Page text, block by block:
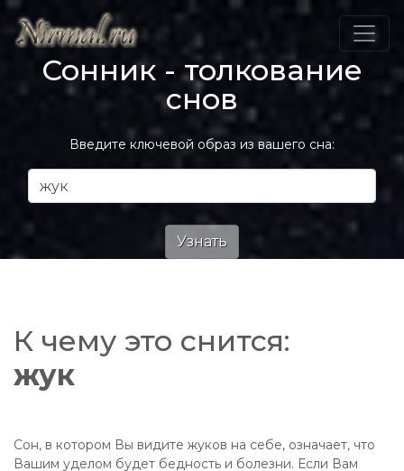
Сонник - толкование
снов
Введите ключевой образ из вашего сна:
К чему это снится:
жук
Сон, в котором Вы видите жуков на себе, означает, что
Вашим уделом будет бедность и болезни. Если Вам